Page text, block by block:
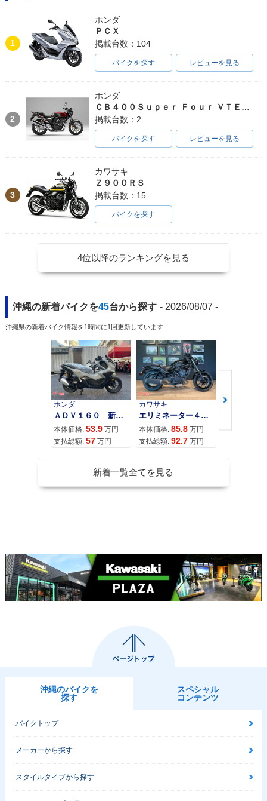
1
ホンダ
ＰＣＸ
掲載台数：104
バイクを探す レビューを見る
2
ホンダ
ＣＢ４００Ｓｕｐｅｒ Ｆｏｕｒ ＶＴＥＣ ＳＰＥＣ３
掲載台数：2
バイクを探す レビューを見る
3
カワサキ
Ｚ９００ＲＳ
掲載台数：15
バイクを探す
4位以降のランキングを見る
沖縄の新着バイクを45台から探す - 2026/08/07 -
沖縄県の新着バイク情報を1時間に1回更新しています
ホンダ
ＡＤＶ１６０ 新車 ２０２６年最新モデル パールスモーキーグレー スマートキー ２９Ｌメットイン ＵＳＢ Ｔｙｐｅ−Ｃ装備
本体価格: 53.9 万円
支払総額: 57 万円
カワサキ
エリミネーター４００
本体価格: 85.8 万円
支払総額: 92.7 万円
カワサキ
本体価格:
新着一覧全てを見る
沖縄のバイクを
探す
スペシャル
コンテンツ
バイクトップ
メーカーから探す
スタイルタイプから探す